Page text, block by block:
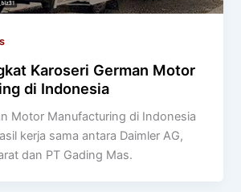
Karoseri German Motor
di Indonesia
Motor Manufacturing di Indonesia
kerja sama antara Daimler AG,
dan PT Gading Mas.